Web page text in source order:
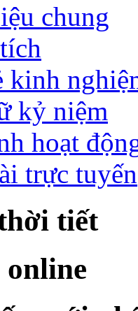
chung
kinh
kỷ niệm
hoạt
trực tuyến
tiết